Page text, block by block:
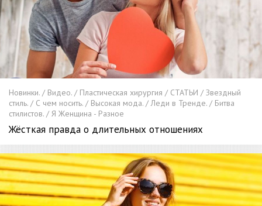
Новинки. / Видео. / Пластическая хирургия / СТАТЬИ / Звездный
стиль. / С чем носить. / Высокая мода. / Леди в Тренде. / Битва
стилистов. / Я Женщина - Разное
Жёсткая правда о длительных отношениях